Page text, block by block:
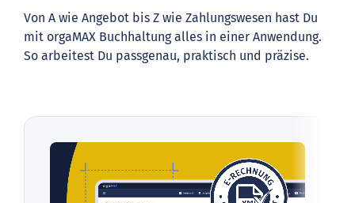
Von A wie Angebot bis Z wie Zahlungswesen hast Du
mit orgaMAX Buchhaltung alles in einer Anwendung.
So arbeitest Du passgenau, praktisch und präzise.